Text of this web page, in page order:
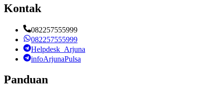
Kontak
082257555999
082257555999
Helpdesk_Arjuna
infoArjunaPulsa
Panduan